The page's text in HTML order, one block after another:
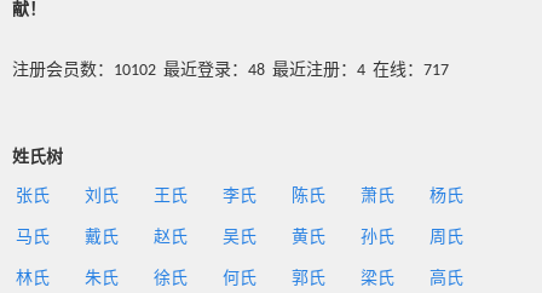
献！
注册会员数：10102 最近登录：48 最近注册：4 在线：717
姓氏树
张氏 刘氏 王氏 李氏 陈氏 萧氏 杨氏
马氏 戴氏 赵氏 吴氏 黄氏 孙氏 周氏
林氏 朱氏 徐氏 何氏 郭氏 梁氏 高氏